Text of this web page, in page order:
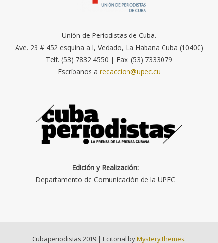
Unión de Periodistas de Cuba.
Ave. 23 # 452 esquina a I, Vedado, La Habana Cuba (10400)
Telf. (53) 7832 4550 | Fax: (53) 7333079
Escríbanos a redaccion@upec.cu
Edición y Realización:
Departamento de Comunicación de la UPEC
Cubaperiodistas 2019 | Editorial byMysteryThemes.